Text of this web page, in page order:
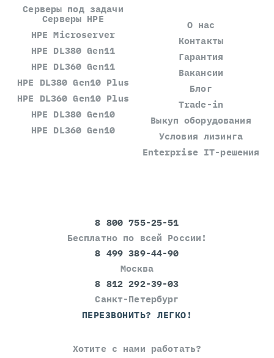
Серверы под задачи
Серверы HPE
HPE Microserver
HPE DL380 Gen11
HPE DL360 Gen11
HPE DL380 Gen10 Plus
HPE DL360 Gen10 Plus
HPE DL380 Gen10
HPE DL360 Gen10
О нас
Контакты
Гарантия
Вакансии
Блог
Trade-in
Выкуп оборудования
Условия лизинга
Enterprise IT-решения
8 800 755-25-51
Бесплатно по всей России!
8 499 389-44-90
Москва
8 812 292-39-03
Санкт-Петербург
ПЕРЕЗВОНИТЬ? ЛЕГКО!
Хотите с нами работать?